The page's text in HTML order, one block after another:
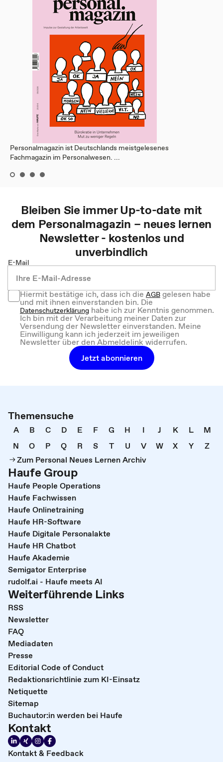
Personalmagazin ist Deutschlands meistgelesenes
Fachmagazin im Personalwesen. ...
Bleiben Sie immer Up-to-date mit
dem Personalmagazin – neues lernen
Newsletter - kostenlos und
unverbindlich
E-Mail
Hiermit bestätige ich, dass ich dieAGBgelesen habe
und mit ihnen einverstanden bin. Die
Datenschutzerklärung habe ich zur Kenntnis genommen.
Ich bin mit der Verarbeitung meiner Daten zur
Versendung der Newsletter einverstanden. Meine
Einwilligung kann ich jederzeit im jeweiligen
Newsletter über den Abmeldelink widerrufen.
Jetzt abonnieren
Themensuche
A B C D E F G H I J K L
M
N
O P Q R S T U V W X Y
Z
Zum Personal Neues Lernen Archiv
Haufe Group
Haufe People Operations
Haufe Fachwissen
Haufe Onlinetraining
Haufe HR-Software
Haufe Digitale Personalakte
Haufe HR Chatbot
Haufe Akademie
Semigator Enterprise
rudolf.ai - Haufe meets AI
Weiterführende Links
RSS
Newsletter
FAQ
Mediadaten
Presse
Editorial Code of Conduct
Redaktionsrichtlinie zum KI-Einsatz
Netiquette
Sitemap
Buchautor:in werden bei Haufe
Kontakt
Kontakt & Feedback